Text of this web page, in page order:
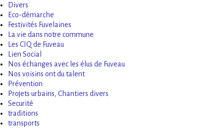
Divers
Eco-démarche
Festivités Fuvelaines
La vie dans notre commune
Les CIQ de Fuveau
Lien Social
Nos échanges avec les élus de Fuveau
Nos voisins ont du talent
Prévention
Projets urbains, Chantiers divers
Securité
traditions
transports